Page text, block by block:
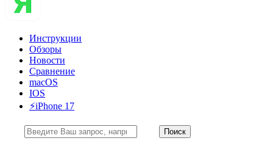
Инструкции
Обзоры
Новости
Сравнение
macOS
IOS
⚡️iPhone 17